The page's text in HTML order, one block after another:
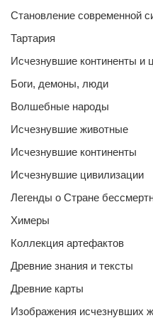
Становление современной
Тартария
Исчезнувшие континенты и
Боги, демоны, люди
Волшебные народы
Исчезнувшие животные
Исчезнувшие континенты
Исчезнувшие цивилизации
Легенды о Стране
Химеры
Коллекция артефактов
Древние знания и тексты
Древние карты
Изображения исчезнувших